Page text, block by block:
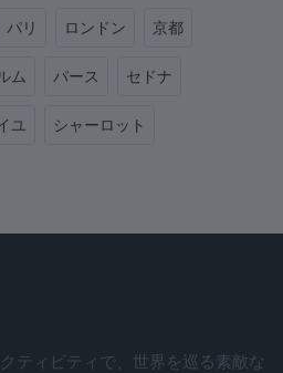
パリ ロンドン 京都
ム パース セドナ
ユ シャーロット
ティビティで、世界を巡る素敵な